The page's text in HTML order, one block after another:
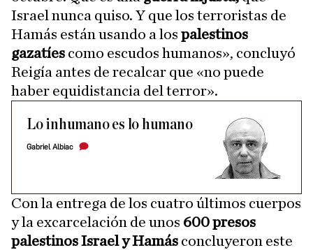
Israel nunca quiso. Y que los terroristas de
Hamás están usando a los palestinos
gazatíes como escudos humanos», concluyó
Reigía antes de recalcar que «no puede
haber equidistancia del terror».
Lo inhumano es lo humano
Gabriel Albiac
Con la entrega de los cuatro últimos cuerpos
y la excarcelación de unos 600 presos
palestinos Israel y Hamás concluyeron este